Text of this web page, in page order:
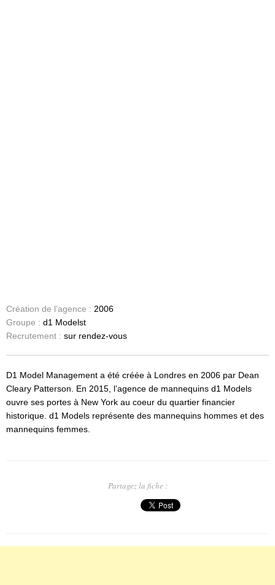
Création de l’agence : 2006
Groupe : d1 Modelst
Recrutement : sur rendez-vous
D1 Model Management a été créée à Londres en 2006 par Dean
Cleary Patterson. En 2015, l’agence de mannequins d1 Models
ouvre ses portes à New York au coeur du quartier financier
historique. d1 Models représente des mannequins hommes et des
mannequins femmes.
Partagez la fiche :